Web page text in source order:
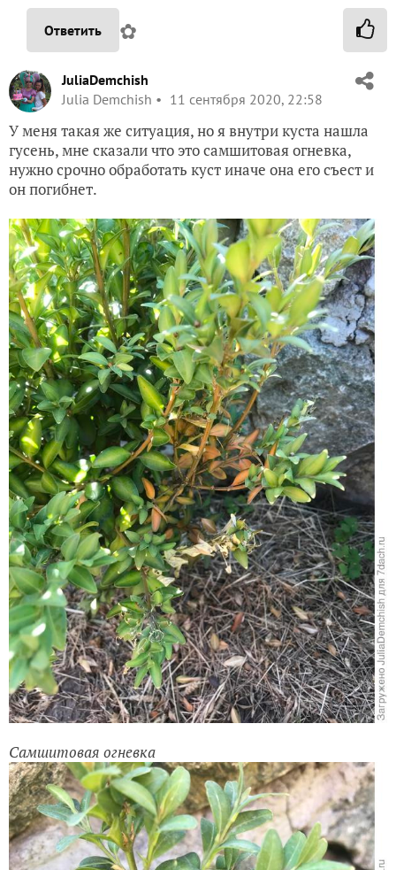
Ответить ✿
JuliaDemchish
Julia Demchish
11 сентября 2020, 22:58
У меня такая же ситуация, но я внутри куста нашла
гусень, мне сказали что это самшитовая огневка,
нужно срочно обработать куст иначе она его съест и
он погибнет.
Самшитовая огневка